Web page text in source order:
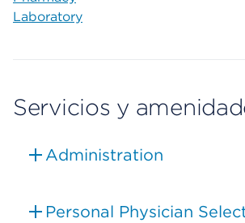
Laboratory
Servicios y
Administration
Personal Physician